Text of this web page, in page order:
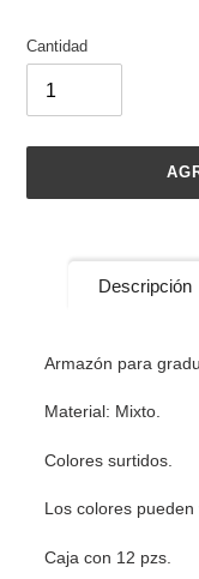
Cantidad
carrito
compra
Descripción
Armazón para
Material: Mixto.
Colores surtidos.
Los colores pueden
Caja con 12 pzs.